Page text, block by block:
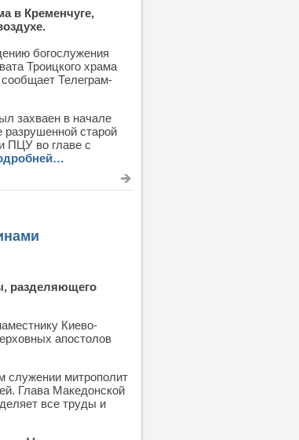
в Кременчуге,
богослужения
Троицкого храма
Телеграм-
захваен в начале
старой
ПЦУ во главе с
разделяющего
Киево-
апостолов
служении митрополит
Глава Македонской
все труды и